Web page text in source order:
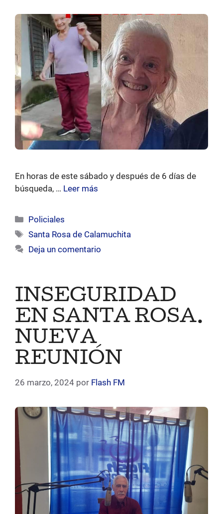
En horas de este sábado y después de 6 días de
búsqueda, … Leer más
Categorías
Policiales
Etiquetas
Santa Rosa de Calamuchita
Deja un comentario
INSEGURIDAD
EN SANTA ROSA.
NUEVA
REUNIÓN
26 marzo, 2024 por Flash FM